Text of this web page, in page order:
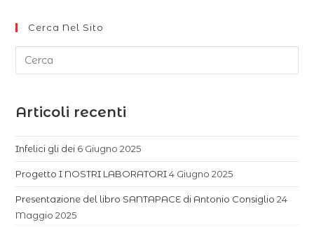
Cerca Nel Sito
Articoli recenti
Infelici gli dei 6 Giugno 2025
Progetto I NOSTRI LABORATORI 4 Giugno 2025
Presentazione del libro SANTAPACE di Antonio Consiglio 24
Maggio 2025